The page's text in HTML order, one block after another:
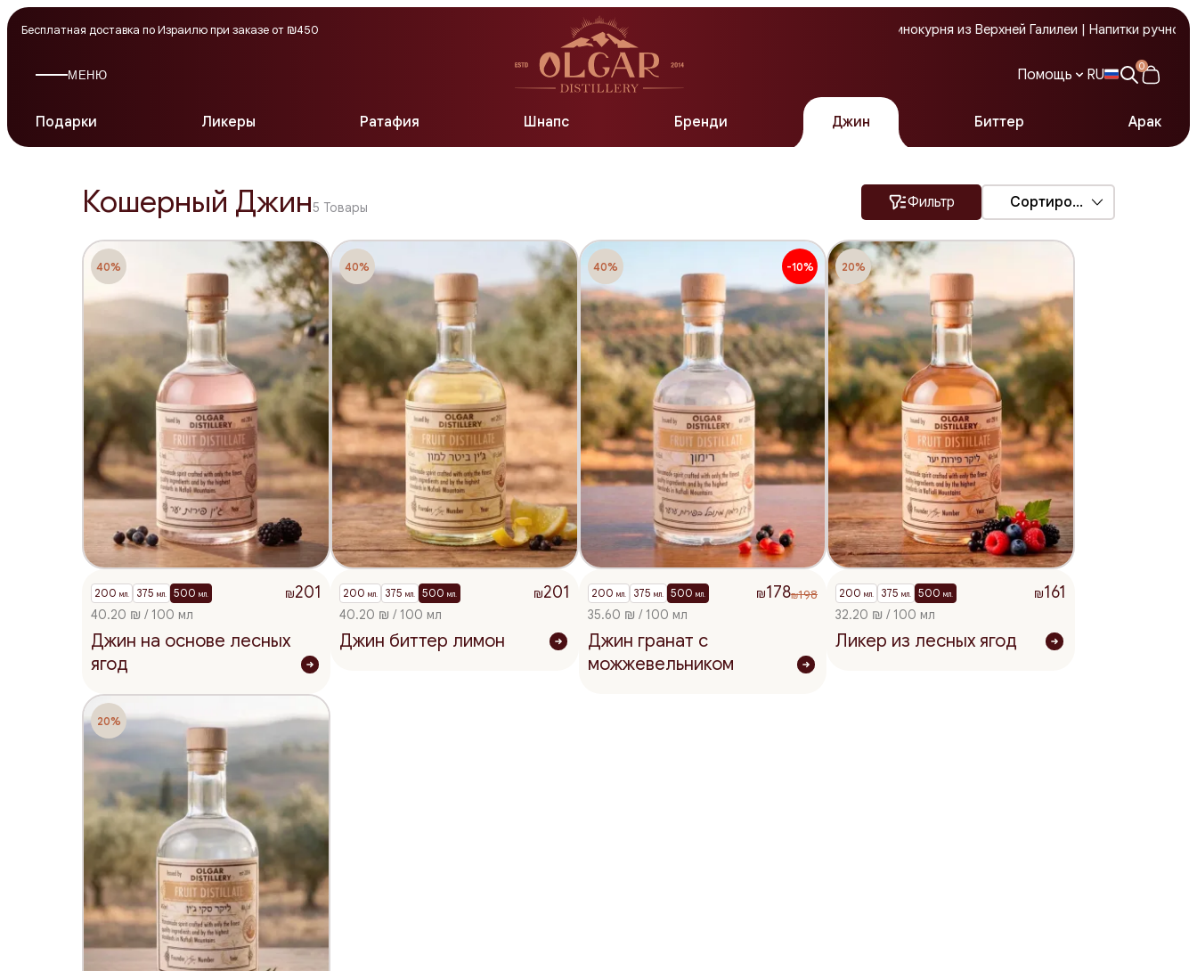
Бесплатная доставка по Израилю при заказе от ₪450 Бутиковая винокурня из Верхней Галилеи | Напитки ручной работы
МЕНЮ Помощь
Служба поддержки
RU 0
Подарки Ликеры Ратафия Шнапс Бренди Джин Биттер Арак
Кошерный Джин5 Товары Фильтр Сортировка
40%
500 мл.
375 мл.
200 мл. ₪201
40.20 ₪ / 100 мл
Джин на основе лесных
ягод
40%
500 мл.
375 мл.
200 мл. ₪201
40.20 ₪ / 100 мл
Джин биттер лимон
-10%
40%
500 мл.
375 мл.
200 мл. ₪178₪198
35.60 ₪ / 100 мл
Джин гранат с
можжевельником
20%
500мл.
375мл.
200мл. ₪161
32.20 ₪ / 100 мл
Ликер из лесных ягод
20%